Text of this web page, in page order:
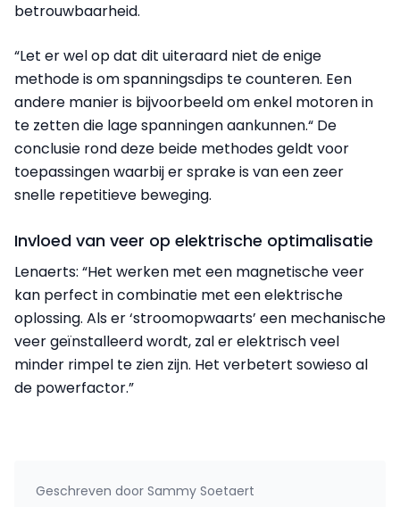
betrouwbaarheid.
“Let er wel op dat dit uiteraard niet de enige
methode is om spanningsdips te counteren. Een
andere manier is bijvoorbeeld om enkel motoren in
te zetten die lage spanningen aankunnen.“ De
conclusie rond deze beide methodes geldt voor
toepassingen waarbij er sprake is van een zeer
snelle repetitieve beweging.
Invloed van veer op elektrische optimalisatie
Lenaerts: “Het werken met een magnetische veer
kan perfect in combinatie met een elek­trische
oplossing. Als er ‘stroomopwaarts’ een mechanische
veer geïnstalleerd wordt, zal er elektrisch veel
minder rimpel te zien zijn. Het verbetert sowieso al
de powerfactor.”
Geschreven door Sammy Soetaert